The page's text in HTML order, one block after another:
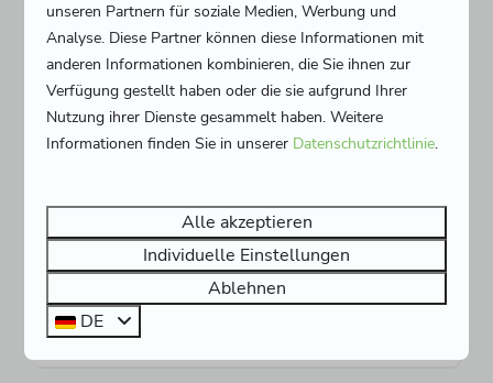
301 €
3 Nächte
2 Personen
Luxus Woodlodge für 2 Personen
Niederlande, Zeeland, Burgh-
Haamstede
2
Nein
2x Schlafplätze
Eigene sanitär
Eigene Küche
unseren Partnern für soziale Medien, Werbung und
Analyse. Diese Partner können diese Informationen mit
anderen Informationen kombinieren, die Sie ihnen zur
Verfügung gestellt haben oder die sie aufgrund Ihrer
Nutzung ihrer Dienste gesammelt haben. Weitere
Informationen finden Sie in unserer Datenschutzrichtlinie.
Alle akzeptieren
Individuelle Einstellungen
Ablehnen
DE